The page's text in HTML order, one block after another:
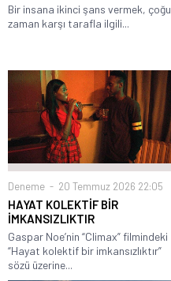
Bir insana ikinci şans vermek, çoğu
zaman karşı tarafla ilgili...
Deneme 20 Temmuz 2026 22:05
HAYAT KOLEKTİF BİR
İMKANSIZLIKTIR
Gaspar Noe’nin “Climax” filmindeki
“Hayat kolektif bir imkansızlıktır”
sözü üzerine...